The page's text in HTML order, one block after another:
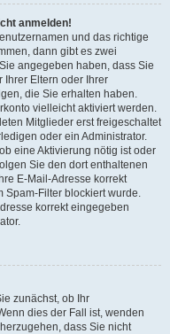
anmelden!
und das richtige
dann gibt es zwei
angegeben haben, dass Sie
Ihrer Eltern oder Ihrer
die Sie erhalten haben.
vielleicht aktiviert werden.
Mitglieder erst freigeschaltet
oder ein Administrator.
eine Aktivierung nötig ist oder
Sie den dort enthaltenen
E-Mail-Adresse korrekt
Spam-Filter blockiert wurde.
korrekt eingegeben
zunächst, ob Ihr
dies der Fall ist, wenden
dass Sie nicht